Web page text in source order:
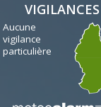
VIGILANCES
Aucune
vigilance
particulière